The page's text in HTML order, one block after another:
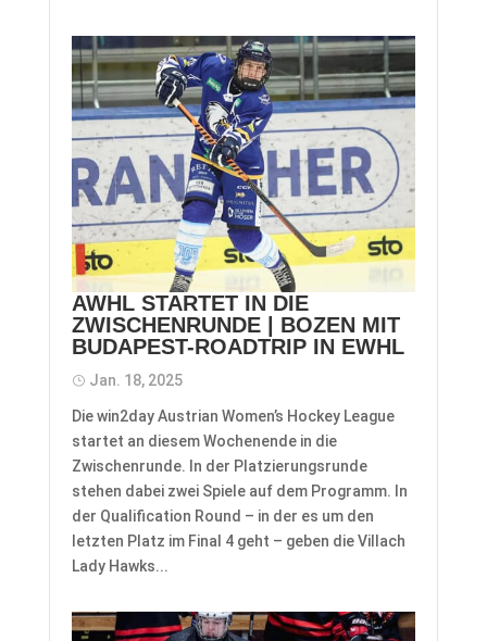
AWHL STARTET IN DIE
ZWISCHENRUNDE | BOZEN MIT
BUDAPEST-ROADTRIP IN EWHL
Jan. 18, 2025
Die win2day Austrian Women’s Hockey League
startet an diesem Wochenende in die
Zwischenrunde. In der Platzierungsrunde
stehen dabei zwei Spiele auf dem Programm. In
der Qualification Round – in der es um den
letzten Platz im Final 4 geht – geben die Villach
Lady Hawks...